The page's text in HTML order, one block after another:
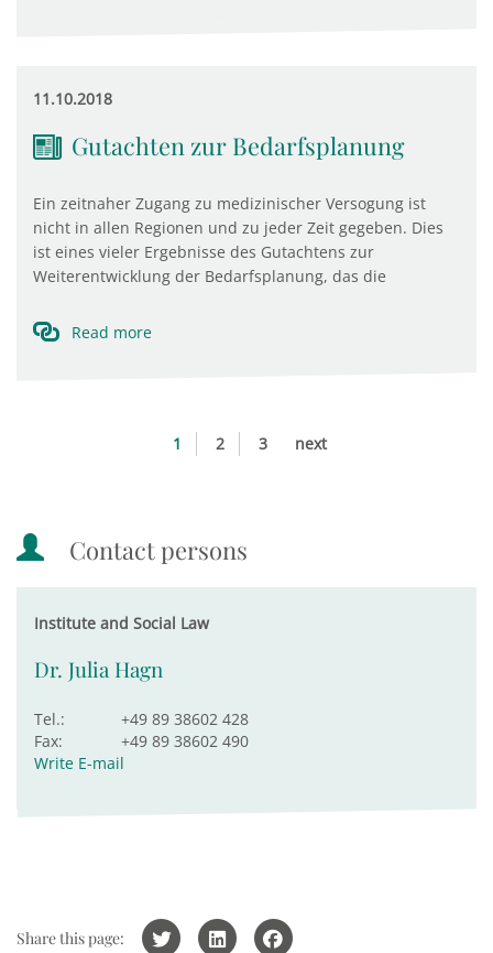
11.10.2018
Gutachten zur Bedarfsplanung
Ein zeitnaher Zugang zu medizinischer Versogung ist
nicht in allen Regionen und zu jeder Zeit gegeben. Dies
ist eines vieler Ergebnisse des Gutachtens zur
Weiterentwicklung der Bedarfsplanung, das die
Read more
1 2 3 next
Contact persons
Institute and Social Law
Dr. Julia Hagn
Tel.:
+49 89 38602 428
Fax:
+49 89 38602 490
Write E-mail
Share this page: